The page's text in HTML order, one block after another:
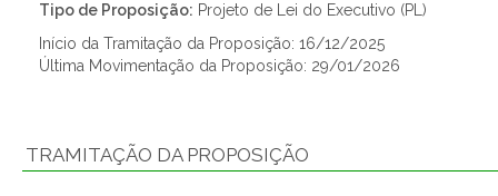
Tipo de Proposição: Projeto de Lei do Executivo (PL)
Início da Tramitação da Proposição: 16/12/2025
Última Movimentação da Proposição: 29/01/2026
TRAMITAÇÃO DA PROPOSIÇÃO